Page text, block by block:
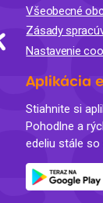
Všeobecné
Zásady
Nastavenie
Aplikácia
Stiahnite si
Pohodlne a
edeliu stále so